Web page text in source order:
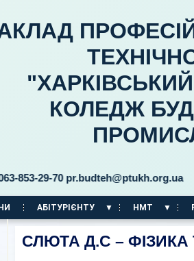
КОЛЕДЖ
pr.budteh@ptukh.org.ua
АБІТУРІЄНТУ НМТ
СЛЮТА Д.С –